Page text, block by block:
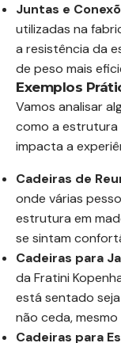
Juntas e
utilizadas na
a resistência da
de peso mais
Exemplos
Vamos analisar
como a estrutura
impacta a
Cadeiras de
onde várias
estrutura em
se sintam
Cadeiras para
da Fratini
está sentado
não ceda,
Cadeiras para